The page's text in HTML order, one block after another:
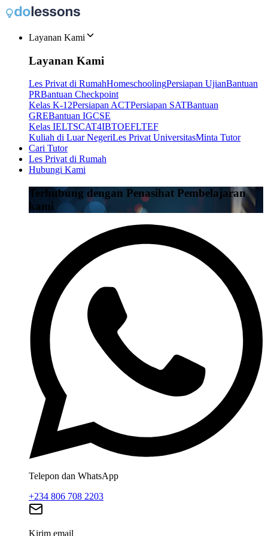
Layanan Kami
Layanan Kami
Les Privat di RumahHomeschoolingPersiapan UjianBantuan
PRBantuan Checkpoint
Kelas K-12Persiapan ACTPersiapan SATBantuan
GREBantuan IGCSE
Kelas IELTSCAT4IBTOEFLTEF
Kuliah di Luar NegeriLes Privat UniversitasMinta Tutor
Cari Tutor
Les Privat di Rumah
Hubungi Kami
Terhubung dengan Penasihat Pembelajaran
kami
Telepon dan WhatsApp
+234 806 708 2203
Kirim email